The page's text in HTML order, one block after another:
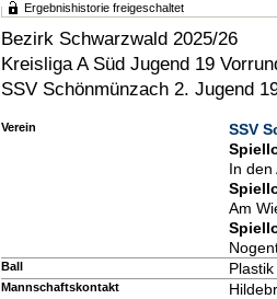
Ergebnishistorie freigeschaltet
Bezirk Schwarzwald 2025/26
Kreisliga A Süd Jugend 19
SSV Schönmünzach 2. Jugend
Verein
SSV
In den
Am
Ball
Mannschaftskontakt